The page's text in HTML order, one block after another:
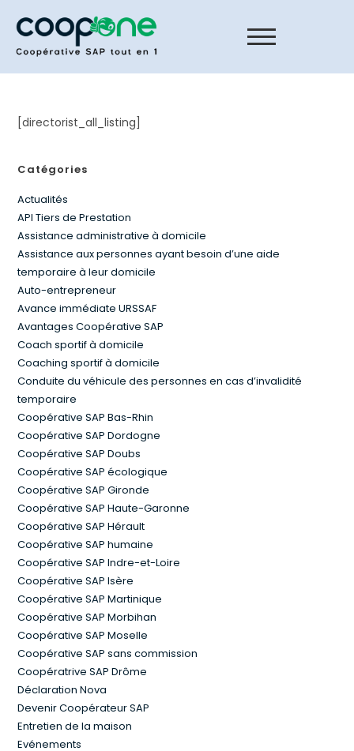
[directorist_all_listing]
Catégories
Actualités
API Tiers de Prestation
Assistance administrative à domicile
Assistance aux personnes ayant besoin d’une aide
temporaire à leur domicile
Auto-entrepreneur
Avance immédiate URSSAF
Avantages Coopérative SAP
Coach sportif à domicile
Coaching sportif à domicile
Conduite du véhicule des personnes en cas d’invalidité
temporaire
Coopérative SAP Bas-Rhin
Coopérative SAP Dordogne
Coopérative SAP Doubs
Coopérative SAP écologique
Coopérative SAP Gironde
Coopérative SAP Haute-Garonne
Coopérative SAP Hérault
Coopérative SAP humaine
Coopérative SAP Indre-et-Loire
Coopérative SAP Isère
Coopérative SAP Martinique
Coopérative SAP Morbihan
Coopérative SAP Moselle
Coopérative SAP sans commission
Coopératrive SAP Drôme
Déclaration Nova
Devenir Coopérateur SAP
Entretien de la maison
Evénements